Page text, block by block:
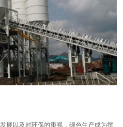
展以及对环保的重视，绿色生产成为搅